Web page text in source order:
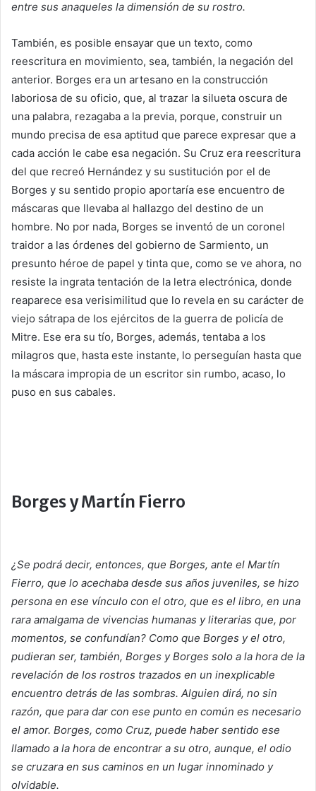
entre sus anaqueles la dimensión de su rostro.
También, es posible ensayar que un texto, como
reescritura en movimiento, sea, también, la negación del
anterior. Borges era un artesano en la construcción
laboriosa de su oficio, que, al trazar la silueta oscura de
una palabra, rezagaba a la previa, porque, construir un
mundo precisa de esa aptitud que parece expresar que a
cada acción le cabe esa negación. Su Cruz era reescritura
del que recreó Hernández y su sustitución por el de
Borges y su sentido propio aportaría ese encuentro de
máscaras que llevaba al hallazgo del destino de un
hombre. No por nada, Borges se inventó de un coronel
traidor a las órdenes del gobierno de Sarmiento, un
presunto héroe de papel y tinta que, como se ve ahora, no
resiste la ingrata tentación de la letra electrónica, donde
reaparece esa verisimilitud que lo revela en su carácter de
viejo sátrapa de los ejércitos de la guerra de policía de
Mitre. Ese era su tío, Borges, además, tentaba a los
milagros que, hasta este instante, lo perseguían hasta que
la máscara impropia de un escritor sin rumbo, acaso, lo
puso en sus cabales.
Borges y Martín Fierro
¿Se podrá decir, entonces, que Borges, ante el Martín
Fierro, que lo acechaba desde sus años juveniles, se hizo
persona en ese vínculo con el otro, que es el libro, en una
rara amalgama de vivencias humanas y literarias que, por
momentos, se confundían? Como que Borges y el otro,
pudieran ser, también, Borges y Borges solo a la hora de la
revelación de los rostros trazados en un inexplicable
encuentro detrás de las sombras. Alguien dirá, no sin
razón, que para dar con ese punto en común es necesario
el amor. Borges, como Cruz, puede haber sentido ese
llamado a la hora de encontrar a su otro, aunque, el odio
se cruzara en sus caminos en un lugar innominado y
olvidable.